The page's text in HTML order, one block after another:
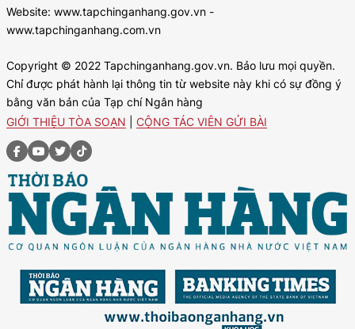
Website: www.tapchinganhang.gov.vn -
www.tapchinganhang.com.vn
Copyright © 2022 Tapchinganhang.gov.vn. Bảo lưu mọi quyền.
Chỉ được phát hành lại thông tin từ website này khi có sự đồng ý
bằng văn bản của Tạp chí Ngân hàng
GIỚI THIỆU TÒA SOẠN
CỘNG TÁC VIÊN GỬI BÀI